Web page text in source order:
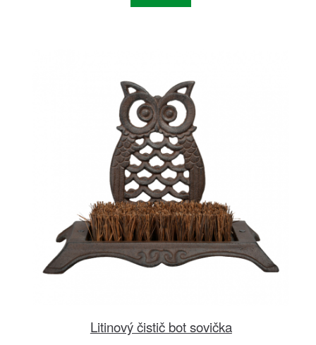
Litinový čistič bot sovička